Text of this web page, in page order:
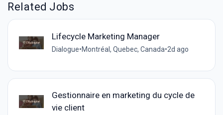
Related Jobs
Lifecycle Marketing Manager
Dialogue•Montréal, Quebec, Canada•2d ago
Gestionnaire en marketing du cycle de
vie client